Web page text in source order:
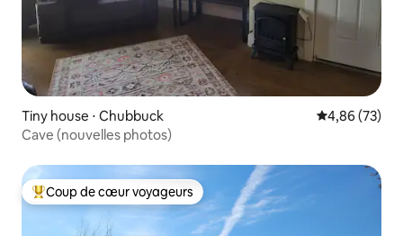
Tiny house ⋅ Chubbuck Évaluation
4,86 (73)
Cave (nouvelles photos)
Coups de cœur voyageurs les plus appréciés
Coup de cœur voyageurs